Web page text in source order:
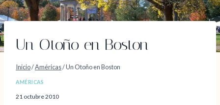
Un Otoño en Boston
Inicio/Américas/Un Otoño en Boston
AMÉRICAS
21 octubre 2010